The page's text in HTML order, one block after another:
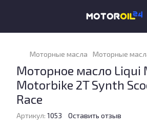
Моторные масла Моторные
Моторное масло Liqui
Motorbike 2T Synth
Race
Артикул: 1053 Оставить отзыв